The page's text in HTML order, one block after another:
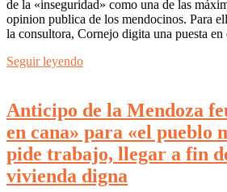
de la «inseguridad» como una de las
opinion publica de los mendocinos. Para
la consultora, Cornejo digita una puesta
Seguir leyendo
Anticipo de la Mendoza
en cana» para «el pueblo
pide trabajo, llegar a fin
vivienda digna